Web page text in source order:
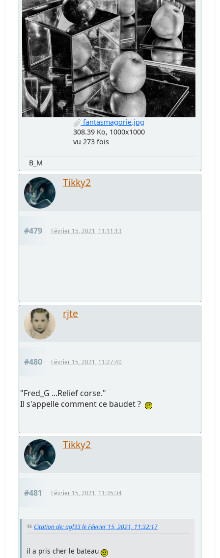
fantasmagorie.jpg
308.39 Ko, 1000x1000
vu 273 fois
B_M
Tikky2
#479 Février 15, 2021, 11:11:13
rjte
#480 Février 15, 2021, 11:27:40
"Fred_G ...Relief corse."
Il s'appelle comment ce baudet ?
Tikky2
#481 Février 15, 2021, 11:35:34
Citation de: agl33 le Février 15, 2021, 11:32:17
il a pris cher le bateau